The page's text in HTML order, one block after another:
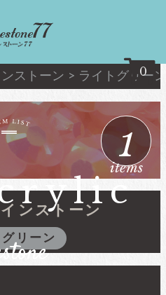
0
ラインストーン
ウスカット
ストーン > ライトグリーン
1
items
ンストーン
リーン